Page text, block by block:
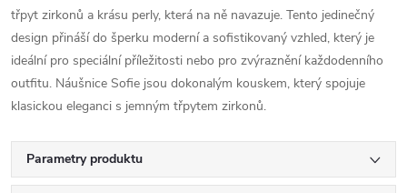
třpyt zirkonů a krásu perly, která na ně navazuje. Tento jedinečný
design přináší do šperku moderní a sofistikovaný vzhled, který je
ideální pro speciální příležitosti nebo pro zvýraznění každodenního
outfitu. Náušnice Sofie jsou dokonalým kouskem, který spojuje
klasickou eleganci s jemným třpytem zirkonů.
Parametry produktu